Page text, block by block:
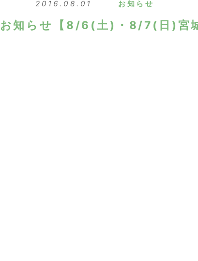
2016.08.01 お知らせ
知らせ【8/6(土)・8/7(日)宮